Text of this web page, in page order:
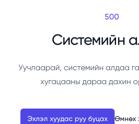
500
Системийн
Уучлаарай, системийн алдаа
хугацааны дараа дахин
Эхлэл хуудас руу буцах Өмнөх